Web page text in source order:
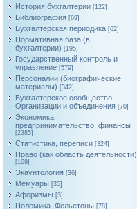
История бухгалтерии [122]
Библиография [69]
Бухгалтерская периодика [62]
Нормативная база (в
бухгалтерии) [195]
Государственный контроль и
управление [579]
Персоналии (биографические
материалы) [342]
Бухгалтерское сообщество.
Организации и объединения [70]
Экономика,
предпринимательство, финансы
[2385]
Статистика, переписи [324]
Право (как область деятельности)
[169]
Экаунтология [36]
Мемуары [35]
Афоризмы [3]
Полемика. Фельетоны [78]